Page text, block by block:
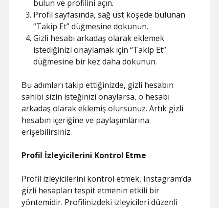
bulun ve profilini açın.
Profil sayfasında, sağ üst köşede bulunan
“Takip Et” düğmesine dokunun.
Gizli hesabı arkadaş olarak eklemek
istediğinizi onaylamak için “Takip Et”
düğmesine bir kez daha dokunun.
Bu adımları takip ettiğinizde, gizli hesabın
sahibi sizin isteğinizi onaylarsa, o hesabı
arkadaş olarak eklemiş olursunuz. Artık gizli
hesabın içeriğine ve paylaşımlarına
erişebilirsiniz.
Profil İzleyicilerini Kontrol Etme
Profil izleyicilerini kontrol etmek, Instagram’da
gizli hesapları tespit etmenin etkili bir
yöntemidir. Profilinizdeki izleyicileri düzenli